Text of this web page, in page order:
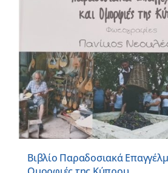
Βιβλίο Παραδοσιακά